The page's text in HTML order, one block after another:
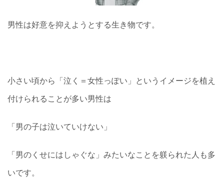
男性は好意を抑えようとする生き物です。
小さい頃から「泣く＝女性っぽい」というイメージを植え
付けられることが多い男性は
「男の子は泣いていけない」
「男のくせにはしゃぐな」みたいなことを躾られた人も多
いです。